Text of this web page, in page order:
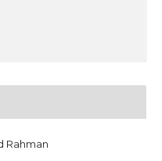
Rahman